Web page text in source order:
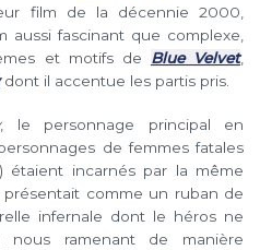
film de la décennie 2000,
aussi fascinant que complexe,
et motifs de Blue Velvet,
dont il accentue les partis pris.
, le personnage principal en
de femmes fatales
étaient incarnés par la même
comme un ruban de
infernale dont le héros ne
nous ramenant de manière